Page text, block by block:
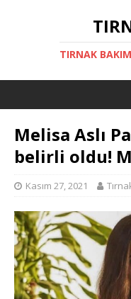
TIRNAK
Melisa Aslı
belirli oldu!
Kasım 27, 2021